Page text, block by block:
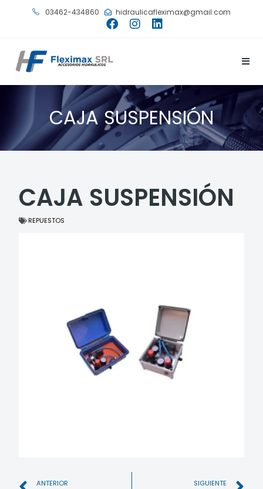
03462-434860 hidraulicafleximax@gmail.com
CAJA SUSPENSIÓN
CAJA SUSPENSIÓN
REPUESTOS
ANTERIOR SIGUIENTE